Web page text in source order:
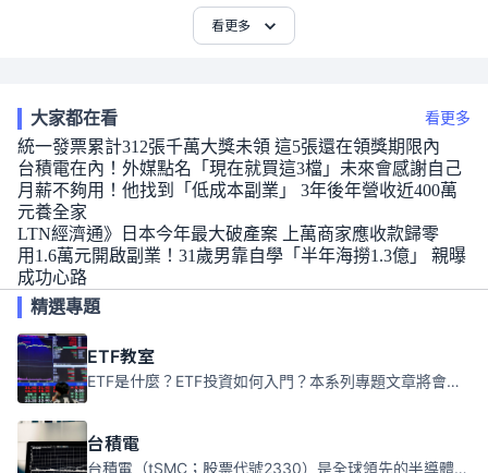
看更多
大家都在看 看更多
統一發票累計312張千萬大獎未領 這5張還在領獎期限內
台積電在內！外媒點名「現在就買這3檔」未來會感謝自己
月薪不夠用！他找到「低成本副業」 3年後年營收近400萬
元養全家
LTN經濟通》日本今年最大破產案 上萬商家應收款歸零
用1.6萬元開啟副業！31歲男靠自學「半年海撈1.3億」 親曝
成功心路
精選專題
ETF教室
ETF是什麼？ETF投資如何入門？本系列專題文章將會告訴你新手必須知道的ETF基礎知識。
台積電
台積電（tSMC；股票代號2330）是全球領先的半導體代工公司，成立於1987年，總部位於台灣新竹。且已於美國、日本、德國及中國設廠，台積電是全球首家專業積體電路製造服務公司，也是全球最先進和最大規模的半導體代工廠。